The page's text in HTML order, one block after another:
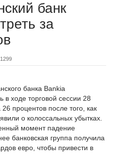
банк
за
1299
банка Bankia
в ходе торговой сессии 28
процентов после того, как
о колоссальных убытках.
момент падение
банковская группа получила
евро, чтобы привести в